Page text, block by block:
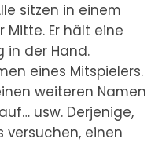
sitzen in einem
Mitte. Er hält eine
in der Hand.
eines Mitspielers.
weiteren Namen
usw. Derjenige,
versuchen, einen